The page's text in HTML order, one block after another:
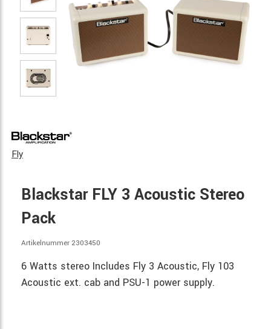
Fly
Blackstar FLY 3 Acoustic Stereo
Pack
Artikelnummer 2303450
6 Watts stereo Includes Fly 3 Acoustic, Fly 103
Acoustic ext. cab and PSU-1 power supply.